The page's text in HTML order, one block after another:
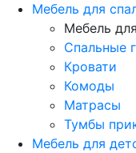
Мебель для
Мебель
Спальные
Кровати
Комоды
Матрасы
Тумбы
Мебель для